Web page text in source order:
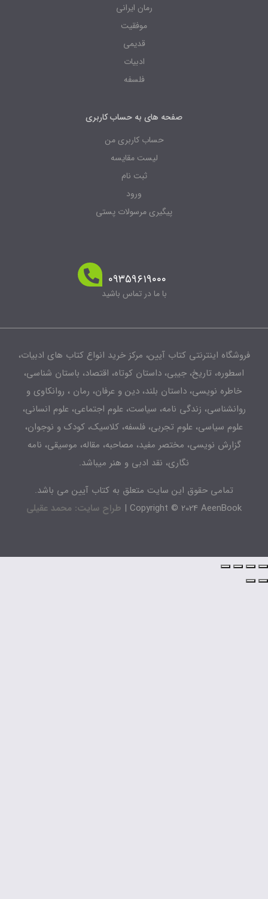
رمان ایرانی
صفحه های به حساب کاربری
حساب کاربری من
لیست مقایسه
پیگیری مرسولات پستی
۰۹۳۵۹۶۱۹۰۰۰
با ما در تماس باشید
اینترنتی کتاب آیین، مرکز خرید انواع کتاب های ادبیات،
تاریخ، جیبی، داستان کوتاه، اقتصاد، باستان شناسی،
نویسی، داستان بلند، دین و عرفان، رمان ، روانکاوی و
زندگی نامه، سیاست، علوم اجتماعی، علوم انسانی،
سیاسی، علوم تجربی، فلسفه، کلاسیک، کودک و نوجوان،
نویسی، مختصر مفید، مصاحبه، مقاله، موسیقی، نامه
نگاری، نقد ادبی و هنر میباشد.
تمامی حقوق این سایت متعلق به کتاب آیین می باشد.
Copyright © 2024 AeenBook طراح سایت: محمد عقیلی